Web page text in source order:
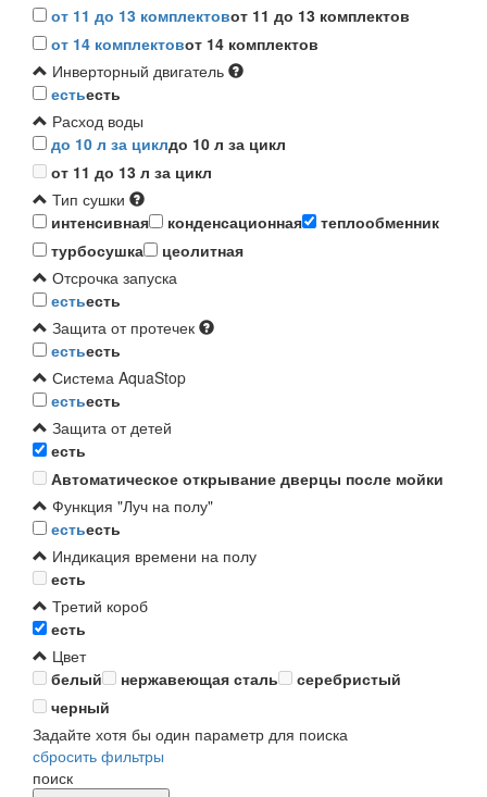
от 11 до 13 комплектовот 11 до 13 комплектов
от 14 комплектовот 14 комплектов
Инверторный двигатель
естьесть
Расход воды
до 10 л за циклдо 10 л за цикл
от 11 до 13 л за цикл
Тип сушки
интенсивная
конденсационная
теплообменник
турбосушка
цеолитная
Отсрочка запуска
естьесть
Защита от протечек
естьесть
Система AquaStop
естьесть
Защита от детей
есть
Автоматическое открывание дверцы после мойки
Функция "Луч на полу"
естьесть
Индикация времени на полу
есть
Третий короб
есть
Цвет
белый
нержавеющая сталь
серебристый
черный
Задайте хотя бы один параметр для поиска
сбросить фильтры
поиск